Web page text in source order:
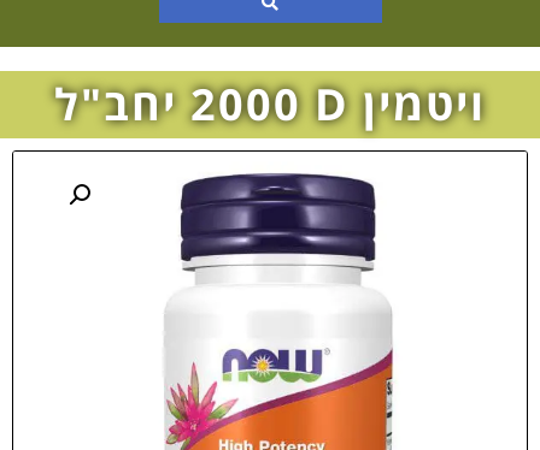
ויטמין D‏ 2000 יחב"ל